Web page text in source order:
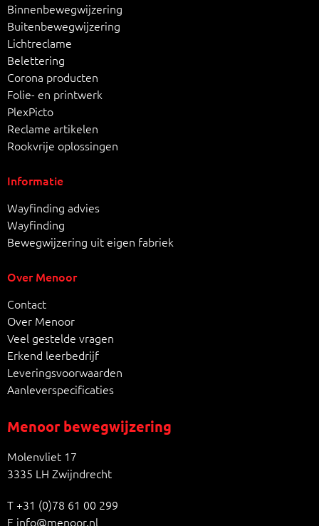
Binnenbewegwijzering
Buitenbewegwijzering
Lichtreclame
Belettering
Corona producten
Folie- en printwerk
PlexPicto
Reclame artikelen
Rookvrije oplossingen
Informatie
Wayfinding advies
Wayfinding
Bewegwijzering uit eigen fabriek
Over Menoor
Contact
Over Menoor
Veel gestelde vragen
Erkend leerbedrijf
Leveringsvoorwaarden
Aanleverspecificaties
Menoor bewegwijzering
Molenvliet 17
3335 LH Zwijndrecht
T+31 (0)78 61 00 299
E info@menoor.nl